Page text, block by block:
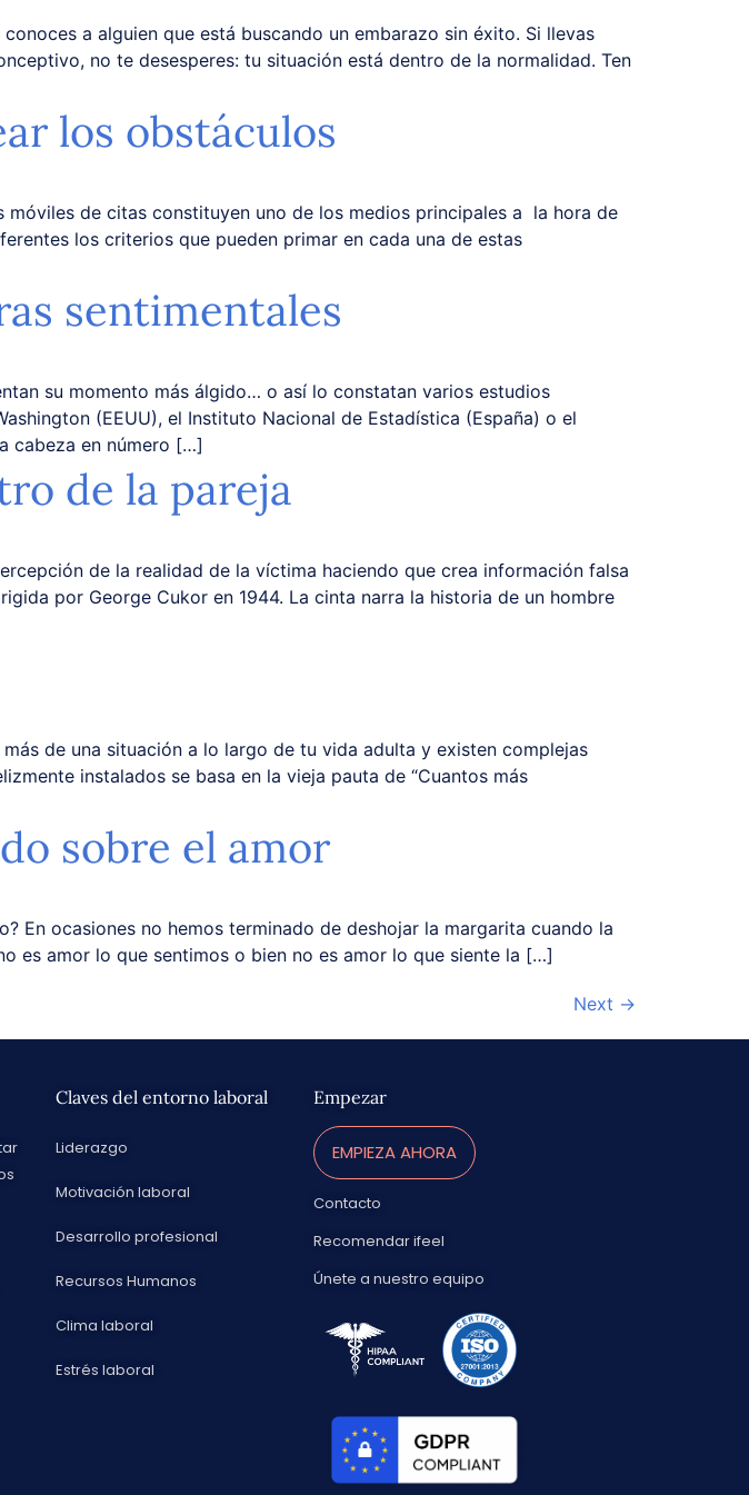
a alguien que está buscando un embarazo sin éxito. Si llevas
no te desesperes: tu situación está dentro de la normalidad. Ten
los obstáculos
de citas constituyen uno de los medios principales a la hora de
los criterios que pueden primar en cada una de estas
sentimentales
su momento más álgido… o así lo constatan varios estudios
(EEUU), el Instituto Nacional de Estadística (España) o el
cabeza en número […]
de la pareja
de la realidad de la víctima haciendo que crea información falsa
por George Cukor en 1944. La cinta narra la historia de un hombre
de una situación a lo largo de tu vida adulta y existen complejas
instalados se basa en la vieja pauta de “Cuantos más
sobre el amor
En ocasiones no hemos terminado de deshojar la margarita cuando la
es amor lo que sentimos o bien no es amor lo que siente la […]
Next →
Claves del entorno laboral
Liderazgo
Motivación laboral
Desarrollo profesional
Recursos Humanos
Clima laboral
Estrés laboral
Empezar
EMPIEZA AHORA
Contacto
Recomendar ifeel
Únete a nuestro equipo